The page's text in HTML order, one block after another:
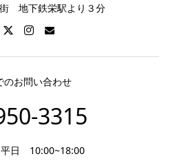
地下鉄栄駅より３分
のお問い合わせ
3315
日 10:00~18:00